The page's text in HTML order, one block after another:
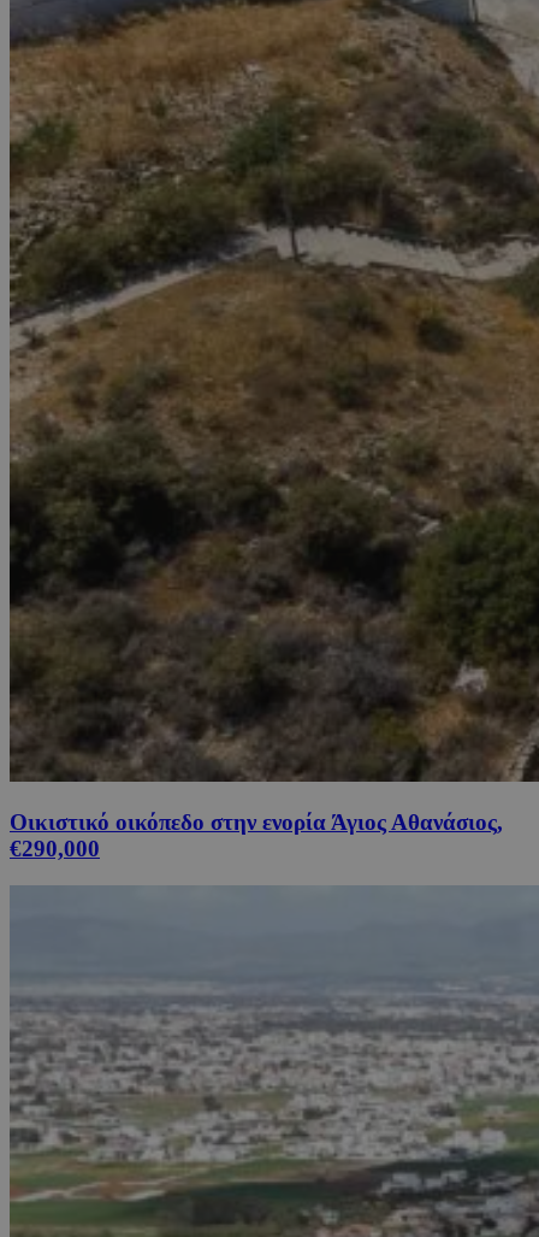
Οικιστικό οικόπεδο στην ενορία Άγιος Αθανάσιος,
€290,000